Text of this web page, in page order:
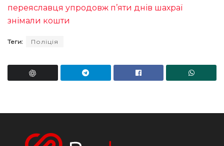
переяславця упродовж п’яти днів шахраї
знімали кошти
Теги: Поліція